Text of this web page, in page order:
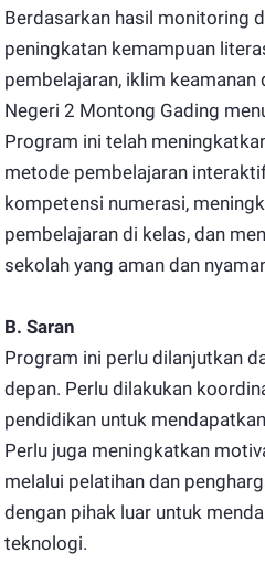
Berdasarkan hasil monitoring
peningkatan kemampuan
pembelajaran, iklim keamanan
Negeri 2 Montong Gading
Program ini telah
metode pembelajaran
kompetensi numerasi,
pembelajaran di kelas, dan
sekolah yang aman dan
B. Saran
Program ini perlu dilanjutkan
depan. Perlu dilakukan
pendidikan untuk
Perlu juga meningkatkan
melalui pelatihan dan
dengan pihak luar untuk
teknologi.